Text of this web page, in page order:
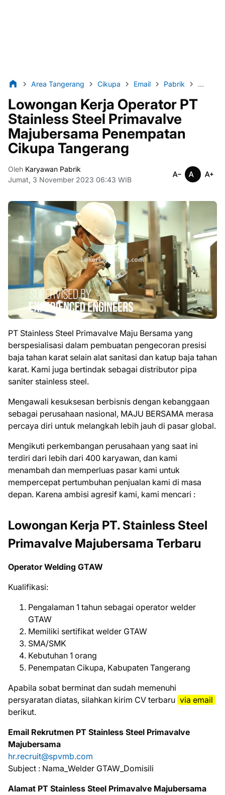
Area Tangerang Cikupa Email Pabrik SMA/
Lowongan Kerja Operator PT
Stainless Steel Primavalve
Majubersama Penempatan
Cikupa Tangerang
Oleh Karyawan Pabrik
Jumat, 3 November 2023 06:43 WIB
PT Stainless Steel Primavalve Maju Bersama yang
berspesialisasi dalam pembuatan pengecoran presisi
baja tahan karat selain alat sanitasi dan katup baja tahan
karat. Kami juga bertindak sebagai distributor pipa
saniter stainless steel.
Mengawali kesuksesan berbisnis dengan kebanggaan
sebagai perusahaan nasional, MAJU BERSAMA merasa
percaya diri untuk melangkah lebih jauh di pasar global.
Mengikuti perkembangan perusahaan yang saat ini
terdiri dari lebih dari 400 karyawan, dan kami
menambah dan memperluas pasar kami untuk
mempercepat pertumbuhan penjualan kami di masa
depan. Karena ambisi agresif kami, kami mencari :
Lowongan Kerja PT. Stainless Steel
Primavalve Majubersama Terbaru
Operator Welding GTAW
Kualifikasi:
Pengalaman 1 tahun sebagai operator welder
GTAW
Memiliki sertifikat welder GTAW
SMA/SMK
Kebutuhan 1 orang
Penempatan Cikupa, Kabupaten Tangerang
Aраbіlа ѕоbаt bеrmіnаt dаn ѕudаh mеmеnuhі
реrѕуаrаtаn dіаtаѕ, ѕіlаhkаn kіrіm CV tеrbаru via email
bеrіkut.
Email Rekrutmen PT Stainless Steel Primavalve
Majubersama
hr.recruit@spvmb.com
Subject : Nama_Welder GTAW_Domisili
Alamat PT Stainless Steel Primavalve Majubersama